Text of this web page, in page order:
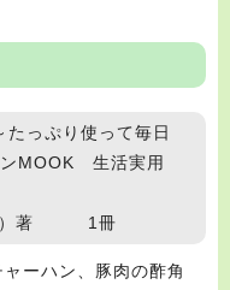
っぷり使って毎日
MOOK 生活実用
）著 1冊
ーハン、豚肉の酢角